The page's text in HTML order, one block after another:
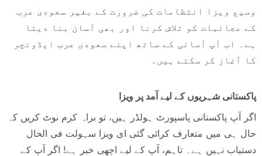
وسیع ویزا انتظامات کی ضرورت کے بغیر سعودی عرب
کے عجائبات کو تلاش کرنا اور بھی آسان بنا دیتا
ہے۔ اب آپ آسانی کے ساتھ اپنے سعودی عرب ایڈونچر
کا آغاز کر سکتے ہیں۔
پاکستانی شہریوں کے لیے آمد پر ویزا
اگر آپ پاکستانی پاسپورٹ ہولڈر ہیں، تو براہ کرم نوٹ کریں کہ
حال ہی میں متعارف کرائی گئی ای ویزا سہولت فی الحال
دستیاب نہیں ہے۔ تاہم، آپ کے لیے اچھی خبر ہے! اگر آپ کے